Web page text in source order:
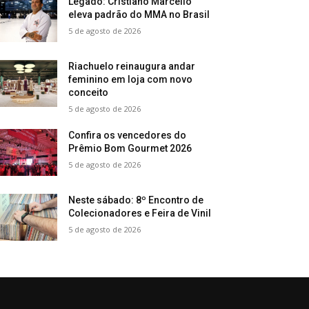
eleva padrão do MMA no Brasil
5 de agosto de 2026
Riachuelo reinaugura andar
feminino em loja com novo
conceito
5 de agosto de 2026
Confira os vencedores do
Prêmio Bom Gourmet 2026
5 de agosto de 2026
Neste sábado: 8º Encontro de
Colecionadores e Feira de Vinil
5 de agosto de 2026